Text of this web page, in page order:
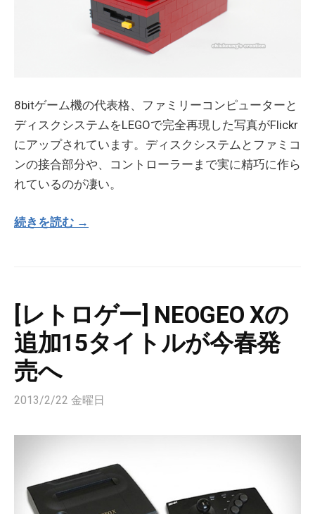
8bitゲーム機の代表格、ファミリーコンピューターと
ディスクシステムをLEGOで完全再現した写真がFlickr
にアップされています。ディスクシステムとファミコ
ンの接合部分や、コントローラーまで実に精巧に作ら
れているのが凄い。
続きを読む →
[レトロゲー] NEOGEO Xの
追加15タイトルが今春発
売へ
2013/2/22 金曜日